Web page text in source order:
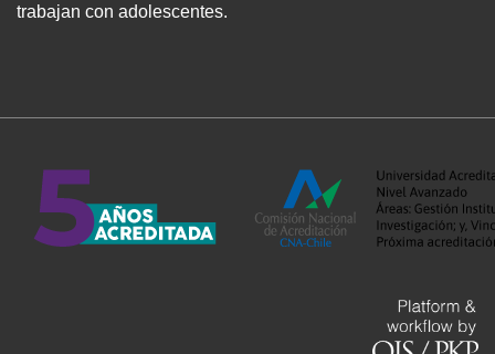
trabajan con adolescentes.